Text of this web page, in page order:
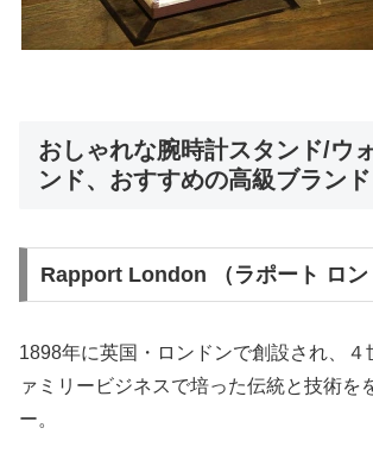
おしゃれな腕時計スタンド/ウ
ンド、おすすめの高級ブランド
Rapport London （ラポート ロン
1898年に英国・ロンドンで創設され、４
ァミリービジネスで培った伝統と技術を
ー。